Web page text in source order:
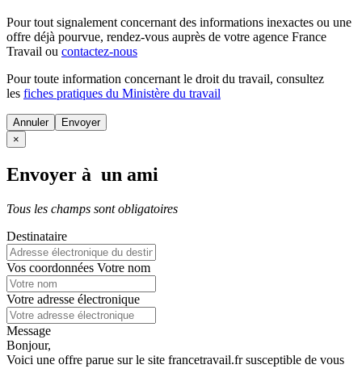
Pour tout signalement concernant des informations inexactes ou une
offre déjà pourvue, rendez-vous auprès de votre agence France
Travail ou contactez-nous
Pour toute information concernant le droit du travail, consultez
les fiches pratiques du Ministère du travail
Annuler
×
Envoyer à un ami
Tous les champs sont obligatoires
Destinataire
Vos coordonnées Votre nom
Votre adresse électronique
Message
Bonjour,
Voici une offre parue sur le site francetravail.fr susceptible de vous